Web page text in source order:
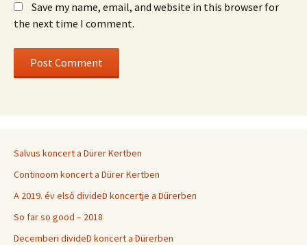
Save my name, email, and website in this browser for
the next time I comment.
Salvus koncert a Dürer Kertben
Continoom koncert a Dürer Kertben
A 2019. év első divideD koncertje a Dürerben
So far so good – 2018
Decemberi divideD koncert a Dürerben